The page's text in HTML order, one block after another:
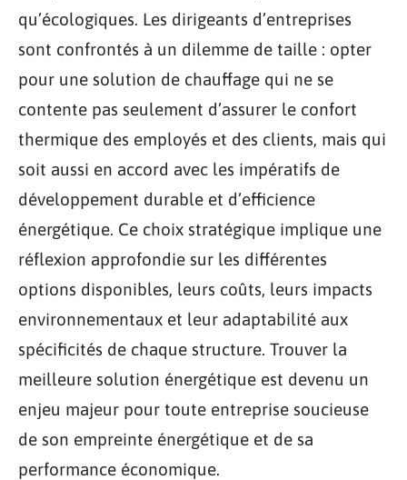
qu’écologiques. Les dirigeants d’entreprises
sont confrontés à un dilemme de taille : opter
pour une solution de chauffage qui ne se
contente pas seulement d’assurer le confort
thermique des employés et des clients, mais qui
soit aussi en accord avec les impératifs de
développement durable et d’efficience
énergétique. Ce choix stratégique implique une
réflexion approfondie sur les différentes
options disponibles, leurs coûts, leurs impacts
environnementaux et leur adaptabilité aux
spécificités de chaque structure. Trouver la
meilleure solution énergétique est devenu un
enjeu majeur pour toute entreprise soucieuse
de son empreinte énergétique et de sa
performance économique.